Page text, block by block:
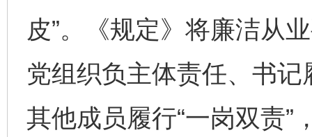
皮”。《规定》将廉洁从
党组织负主体责任、书
其他成员履行“一岗双责”